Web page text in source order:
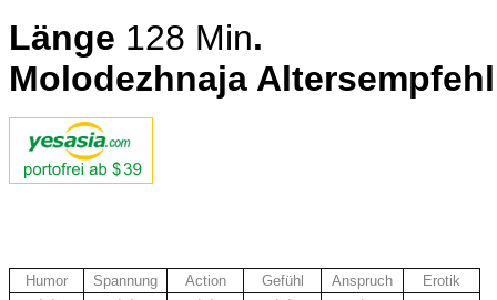
Länge 128 Min.
Molodezhnaja
Humor Spannung Action Gefühl Anspruch
Erotik